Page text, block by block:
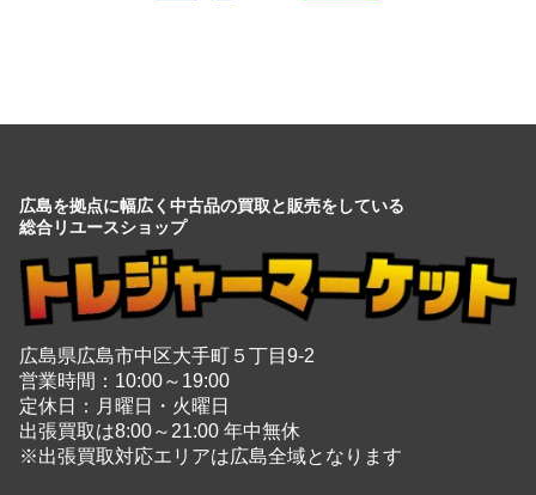
広島を拠点に幅広く中古品の買取と販売をしている
総合リユースショップ
広島県広島市中区大手町５丁目9-2
営業時間：10:00～19:00
定休日：月曜日・火曜日
出張買取は8:00～21:00 年中無休
※出張買取対応エリアは広島全域となります